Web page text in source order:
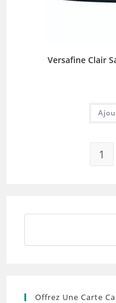
Versafine Clair
1
Offrez Une Carte